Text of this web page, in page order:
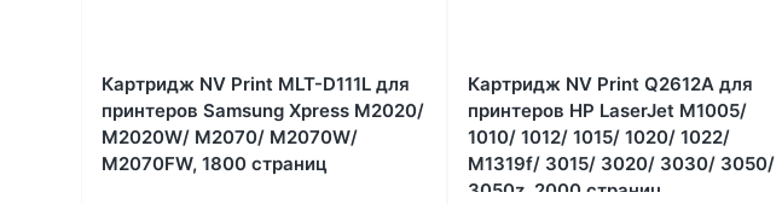
Картридж NV Print MLT-D111L для
принтеров Samsung Xpress M2020/
M2020W/ M2070/ M2070W/
M2070FW, 1800 страниц
Картридж NV Print Q2612A для
принтеров HP LaserJet M1005/
1010/ 1012/ 1015/ 1020/ 1022/
M1319f/ 3015/ 3020/ 3030/ 3050/
3050z, 2000 страниц